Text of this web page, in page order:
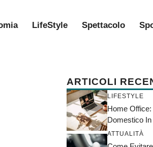
LifeStyle Spettacolo
ARTICOLI
LIFESTYLE
Home
Domestico
ATTUALITÀ